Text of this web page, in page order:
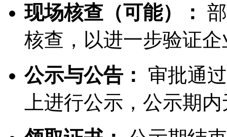
现场核查（可能）：
核查，以进一步验证
公示与公告：
审批通
上进行公示，公示期